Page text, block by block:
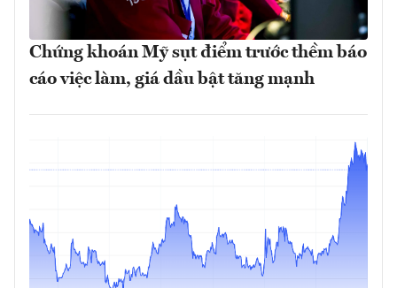
Chứng khoán Mỹ sụt điểm trước thềm báo
cáo việc làm, giá dầu bật tăng mạnh